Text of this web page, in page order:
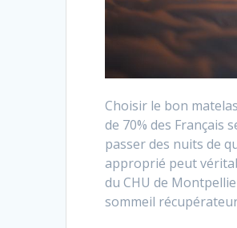
Choisir le bon
de 70% des Français
passer des nuits de
approprié peut
du CHU de
sommeil